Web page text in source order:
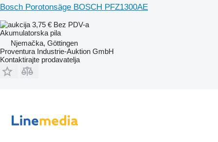
Bosch Porotonsäge BOSCH PFZ1300AE
3,75 € Bez PDV-a
Akumulatorska pila
Njemačka, Göttingen
Proventura Industrie-Auktion GmbH
Kontaktirajte prodavatelja